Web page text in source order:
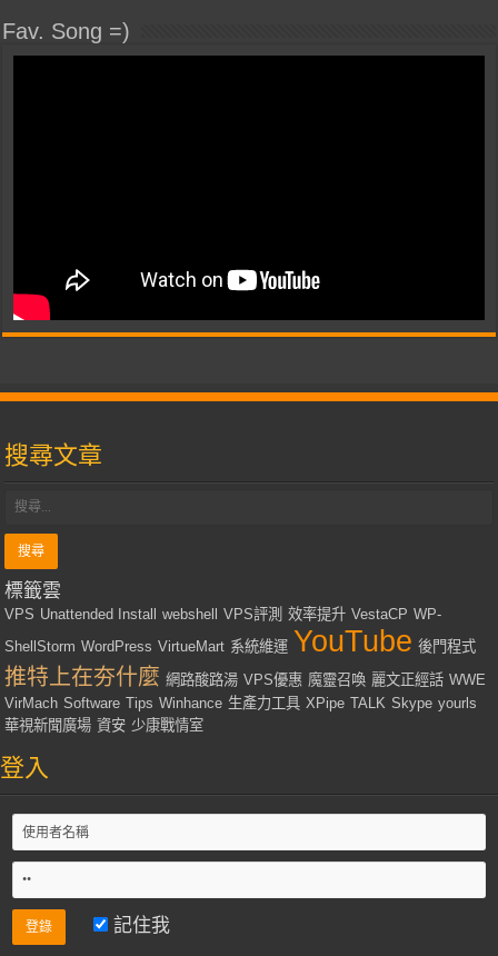
Fav. Song =)
搜尋文章
標籤雲
VPS Unattended Install webshell VPS評測 效率提升 VestaCP WP-
ShellStorm WordPress VirtueMart 系統維運 YouTube 後門程式
推特上在夯什麼 網路酸路湯 VPS優惠 魔靈召喚 麗文正經話 WWE
VirMach Software Tips Winhance 生產力工具 XPipe TALK Skype yourls
華視新聞廣場 資安 少康戰情室
登入
記住我